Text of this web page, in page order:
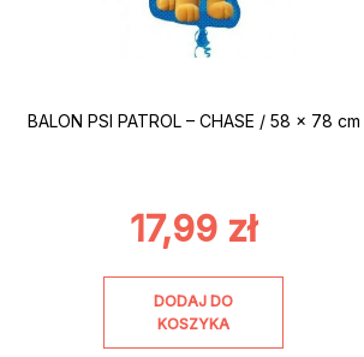
BALON PSI PATROL – CHASE / 58 x 78 cm
17,99 zł
DODAJ DO
KOSZYKA